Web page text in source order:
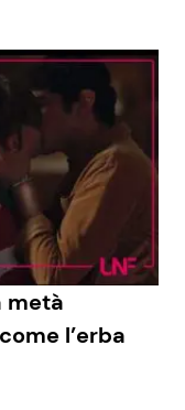
dal mondo
e Ricette
di Cucina
metà
l’erba